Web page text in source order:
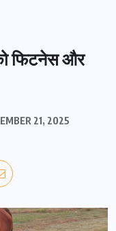
फिटनेस और
21, 2025